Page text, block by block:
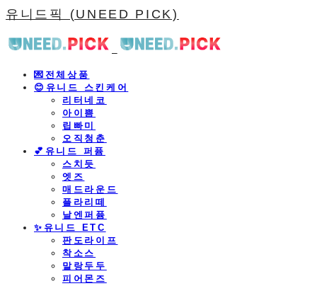
유니드픽 (UNEED PICK)
💌전체상품
😊유니드 스킨케어
리터네코
아이쁨
립빠미
오직청춘
💕유니드 퍼퓸
스치듯
엣즈
매드라운드
플라리떼
날엔퍼퓸
​✨유니드 ETC
판도라이프
착소스
말랑두두
피어몬즈